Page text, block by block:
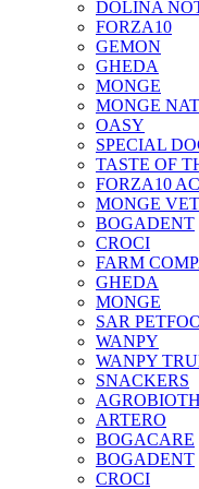
DOLINA
FORZA10
GEMON
GHEDA
MONGE
MONGE
OASY
SPECIAL
TASTE OF
FORZA10
MONGE
BOGADENT
CROCI
FARM
GHEDA
MONGE
SAR
WANPY
WANPY
SNACKERS
ARTERO
BOGACARE
BOGADENT
CROCI